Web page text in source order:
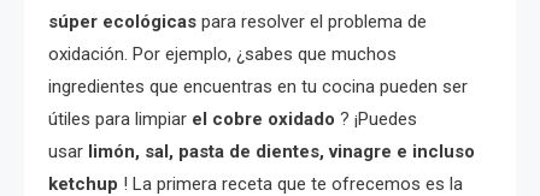
súper ecológicas para resolver el problema de
oxidación. Por ejemplo, ¿sabes que muchos
ingredientes que encuentras en tu cocina pueden ser
útiles para limpiar el cobre oxidado ? ¡Puedes
usar limón, sal, pasta de dientes, vinagre e incluso
ketchup ! La primera receta que te ofrecemos es la